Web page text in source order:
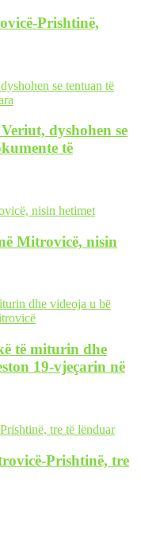
Prishtinë,
dyshohen se
të
Mitrovicë, nisin
të miturin dhe
19-vjeçarin në
Prishtinë, tre